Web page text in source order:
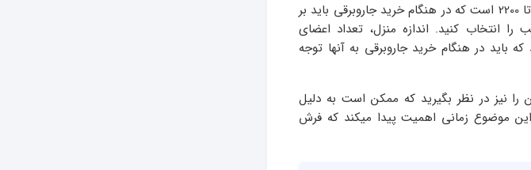
میزان توان جاروبرقی های خانگی و معمولی امروزی بین 1300 تا 2200 است که در هنگام خرید جاروبرقی باید بر
انتخاب کنید. اندازه منزل، تعداد اعضای
باید در هنگام خرید جاروبرقی به آنها توجه
2000 فکر میکنید، باید این را نیز در نظر بگیرید که ممکن است به دلیل
موضوع زمانی اهمیت پیدا میکند که فرش